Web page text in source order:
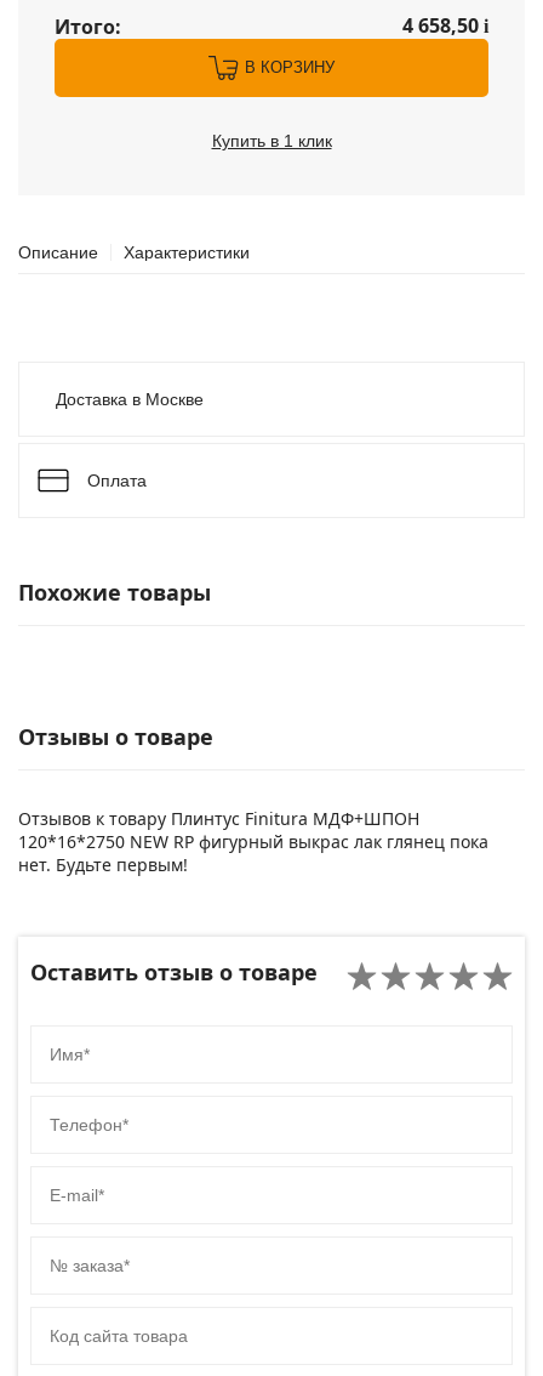
Итого: 4 658,50 i
В КОРЗИНУ
Купить в 1 клик
Описание Характеристики
Доставка в Москве
Оплата
Похожие товары
Отзывы о товаре
Отзывов к товару Плинтус Finitura МДФ+ШПОН
120*16*2750 NEW RP фигурный выкрас лак глянец пока
нет. Будьте первым!
Оставить отзыв о товаре